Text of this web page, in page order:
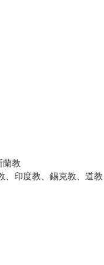
蘭教
印度教、錫克教、道教